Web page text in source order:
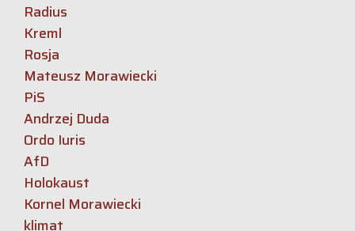
Radius
Kreml
Rosja
Mateusz Morawiecki
PiS
Andrzej Duda
Ordo Iuris
AfD
Holokaust
Kornel Morawiecki
klimat